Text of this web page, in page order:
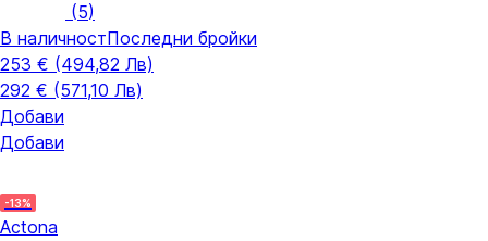
(5)
В наличностПоследни бройки
253 € (494,82 Лв)
292 € (571,10 Лв)
Добави
Добави
-13%
Actona